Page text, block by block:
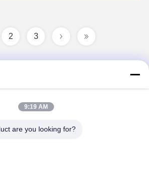
2 3
Technology Co.,Ltd
9:19 AM
are you looking for?